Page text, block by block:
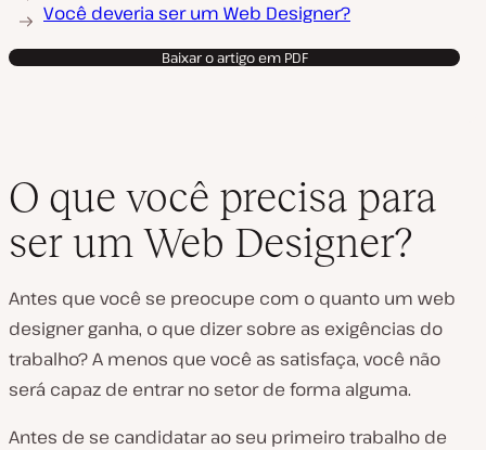
Você deveria ser um Web Designer?
Baixar o artigo em PDF
O que você precisa para
ser um Web Designer?
Antes que você se preocupe com o quanto um web
designer ganha, o que dizer sobre as exigências do
trabalho? A menos que você as satisfaça, você não
será capaz de entrar no setor de forma alguma.
Antes de se candidatar ao seu primeiro trabalho de